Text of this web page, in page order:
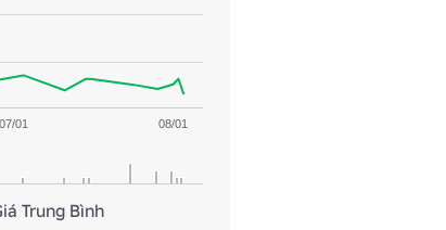
07/01 08/01
Trung Bình